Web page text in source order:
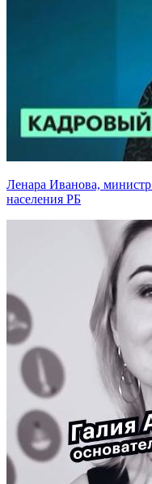
Ленара Иванова,
населения РБ